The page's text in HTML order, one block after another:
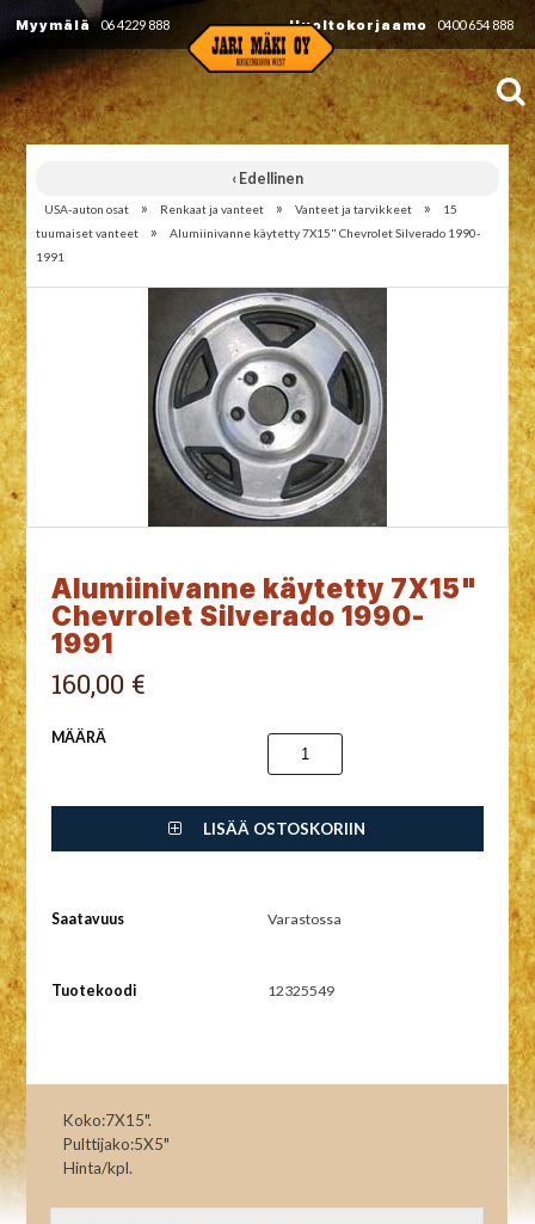
Myymälä 06 4229 888 Huoltokorjaamo 0400 654 888
‹ Edellinen
USA-auton osat » Renkaat ja vanteet » Vanteet ja tarvikkeet »
15
tuumaiset vanteet
»
Alumiinivanne käytetty 7X15" Chevrolet Silverado 1990-
1991
Alumiinivanne käytetty 7X15"
Chevrolet Silverado 1990-
1991
160,00 €
MÄÄRÄ
LISÄÄ OSTOSKORIIN
Saatavuus Varastossa
Tuotekoodi 12325549
Koko:7X15".
Pulttijako:5X5"
Hinta/kpl.